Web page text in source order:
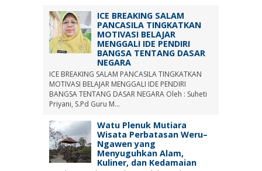
ICE BREAKING SALAM
PANCASILA TINGKATKAN
MOTIVASI BELAJAR
MENGGALI IDE PENDIRI
BANGSA TENTANG DASAR
NEGARA
ICE BREAKING SALAM PANCASILA TINGKATKAN
MOTIVASI BELAJAR MENGGALI IDE PENDIRI
BANGSA TENTANG DASAR NEGARA Oleh : Suheti
Priyani, S.Pd Guru M...
Watu Plenuk Mutiara
Wisata Perbatasan Weru–
Ngawen yang
Menyuguhkan Alam,
Kuliner, dan Kedamaian